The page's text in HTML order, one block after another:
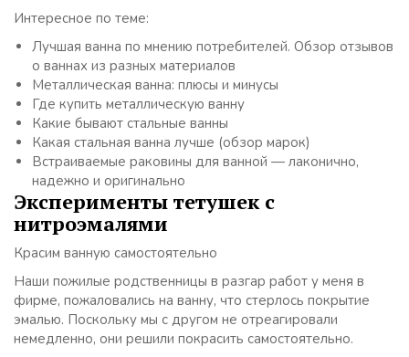
Интересное по теме:
Лучшая ванна по мнению потребителей. Обзор отзывов
о ваннах из разных материалов
Металлическая ванна: плюсы и минусы
Где купить металлическую ванну
Какие бывают стальные ванны
Какая стальная ванна лучше (обзор марок)
Встраиваемые раковины для ванной — лаконично,
надежно и оригинально
Эксперименты тетушек с
нитроэмалями
Красим ванную самостоятельно
Наши пожилые родственницы в разгар работ у меня в
фирме, пожаловались на ванну, что стерлось покрытие
эмалью. Поскольку мы с другом не отреагировали
немедленно, они решили покрасить самостоятельно.